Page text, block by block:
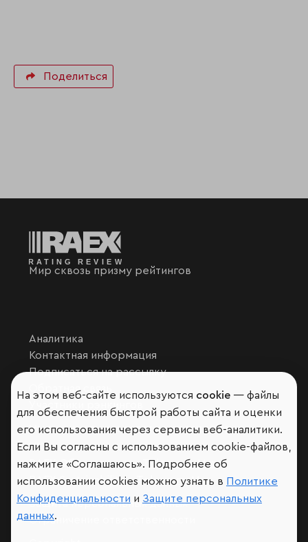
Поделиться
Мир сквозь призму рейтингов
Аналитика
Контактная информация
Подписаться на рассылку
Обратная связь
Участники рэнкингов
Мы в социальных сетях и мессенджерах
VK
RAEX Образование – Telegram,Max
RAEX Sustainability –Telegram,Max
Защита персональных данных
Ограничение ответственности
На этом веб-сайте используются cookie — файлы
для обеспечения быстрой работы сайта и оценки
его использования через сервисы веб-аналитики.
Если Вы согласны с использованием cookie-файлов,
нажмите «Соглашаюсь». Подробнее об
использовании cookies можно узнать в Политике
Конфиденциальности и Защите персональных
данных.